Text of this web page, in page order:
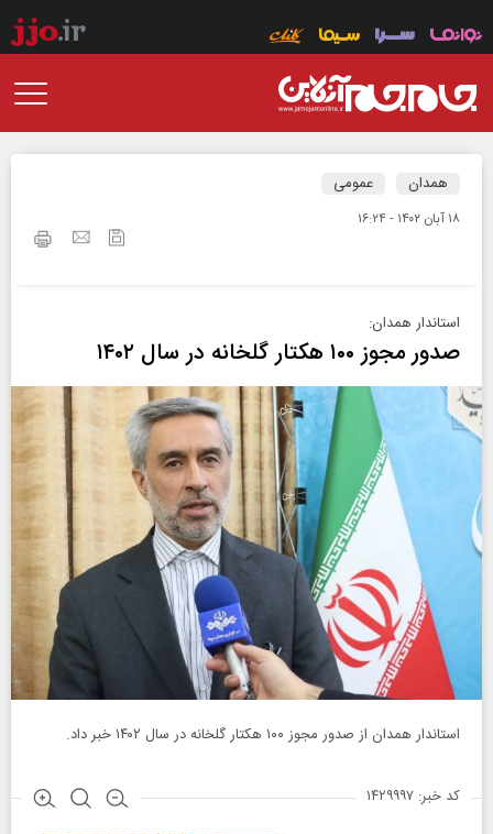
همدان عمومی
۱۸ آبان ۱۴۰۲ - ۱۶:۲۴
استاندار همدان:
صدور مجوز ۱۰۰ هکتار گلخانه‌ در سال ۱۴۰۲
استاندار همدان از صدور مجوز ۱۰۰ هکتار گلخانه‌ در سال ۱۴۰۲ خبر داد.
کد خبر: ۱۴۲۹۹۹۷